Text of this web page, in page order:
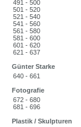
491 - 500
501 - 520
521 - 540
541 - 560
561 - 580
581 - 600
601 - 620
621 - 637
Günter Starke
640 - 661
Fotografie
672 - 680
681 - 696
Plastik / Skulpturen